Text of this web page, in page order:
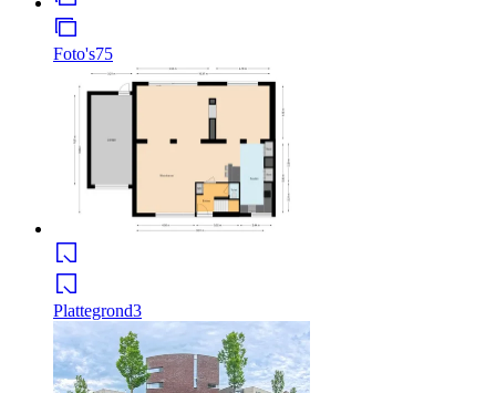
Foto's75
Plattegrond3